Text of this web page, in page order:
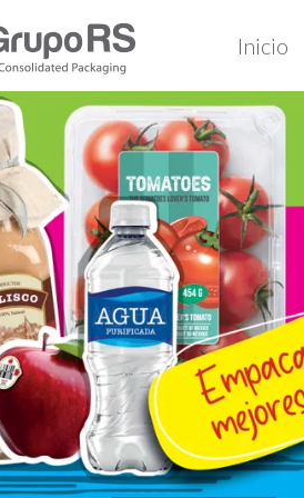
Inicio